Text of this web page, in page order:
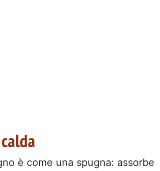
è come una spugna: assorbe